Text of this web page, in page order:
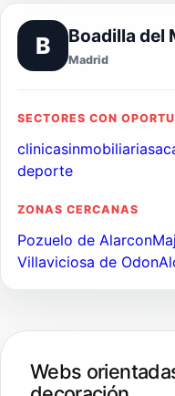
B Boadilla del
Madrid
SECTORES CON
clinicasinmobiliarias
deporte
ZONAS CERCANAS
Pozuelo de Alarcon
Villaviciosa de Odon
Webs